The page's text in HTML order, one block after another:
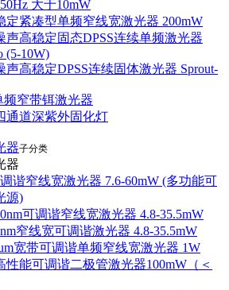
大于10mW
定紧凑型单频窄线宽激光器 200mW
声高稳定固态DPSS连续单频激光器
(5-10W)
声高稳定DPSS连续固体激光器 Sprout-
频窄带铒激光器
通道深紫外固化灯
器子分类
器
谐窄线宽激光器 7.6-60mW (多功能可
源)
可调谐窄线宽激光器 4.8-35.5mW
窄线宽可调谐激光器 4.8-35.5mW
宽带可调谐单频窄线宽激光器 1W
性能可调谐二极管激光器100mW（＜